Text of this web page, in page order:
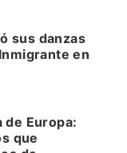
sus danzas
en
Europa:
que